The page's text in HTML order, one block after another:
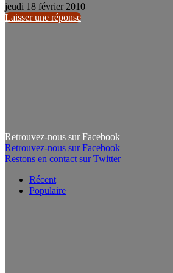
jeudi 18 février 2010
Laisser une réponse
Retrouvez-nous sur Facebook
Retrouvez-nous sur Facebook
Restons en contact sur Twitter
Récent
Populaire